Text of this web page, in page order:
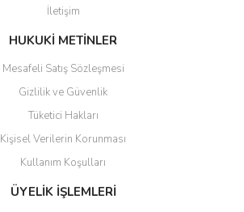
İletişim
HUKUKİ METİNLER
Mesafeli Satış Sözleşmesi
Gizlilik ve Güvenlik
Tüketici Hakları
Kişisel Verilerin Korunması
Kullanım Koşulları
ÜYELİK İŞLEMLERİ